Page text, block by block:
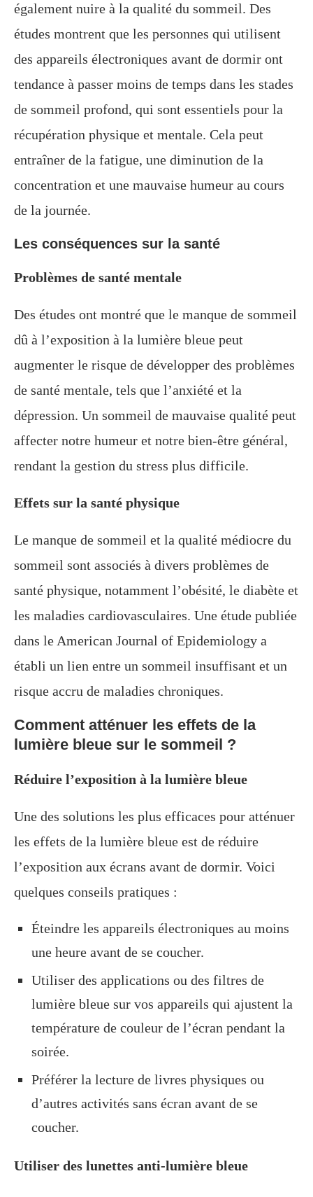
également nuire à la qualité du sommeil. Des
études montrent que les personnes qui utilisent
des appareils électroniques avant de dormir ont
tendance à passer moins de temps dans les stades
de sommeil profond, qui sont essentiels pour la
récupération physique et mentale. Cela peut
entraîner de la fatigue, une diminution de la
concentration et une mauvaise humeur au cours
de la journée.
Les conséquences sur la santé
Problèmes de santé mentale
Des études ont montré que le manque de sommeil
dû à l’exposition à la lumière bleue peut
augmenter le risque de développer des problèmes
de santé mentale, tels que l’anxiété et la
dépression. Un sommeil de mauvaise qualité peut
affecter notre humeur et notre bien-être général,
rendant la gestion du stress plus difficile.
Effets sur la santé physique
Le manque de sommeil et la qualité médiocre du
sommeil sont associés à divers problèmes de
santé physique, notamment l’obésité, le diabète et
les maladies cardiovasculaires. Une étude publiée
dans le American Journal of Epidemiology a
établi un lien entre un sommeil insuffisant et un
risque accru de maladies chroniques.
Comment atténuer les effets de la
lumière bleue sur le sommeil ?
Réduire l’exposition à la lumière bleue
Une des solutions les plus efficaces pour atténuer
les effets de la lumière bleue est de réduire
l’exposition aux écrans avant de dormir. Voici
quelques conseils pratiques :
Éteindre les appareils électroniques au moins
une heure avant de se coucher.
Utiliser des applications ou des filtres de
lumière bleue sur vos appareils qui ajustent la
température de couleur de l’écran pendant la
soirée.
Préférer la lecture de livres physiques ou
d’autres activités sans écran avant de se
coucher.
Utiliser des lunettes anti-lumière bleue